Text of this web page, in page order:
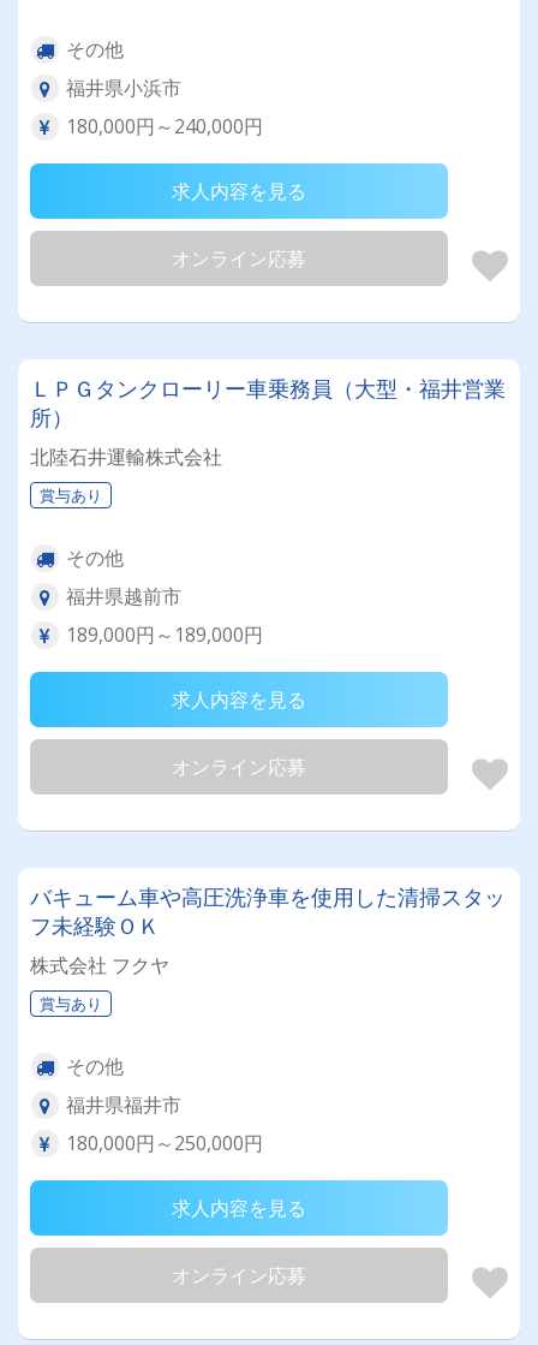
その他
福井県小浜市
180,000円～240,000円
求人内容を見る
オンライン応募
ＬＰＧタンクローリー車乗務員（大型・福井営業
所）
北陸石井運輸株式会社
賞与あり
その他
福井県越前市
189,000円～189,000円
求人内容を見る
オンライン応募
バキューム車や高圧洗浄車を使用した清掃スタッ
フ未経験ＯＫ
株式会社 フクヤ
賞与あり
その他
福井県福井市
180,000円～250,000円
求人内容を見る
オンライン応募